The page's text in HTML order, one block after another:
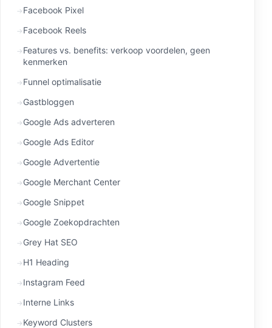
Facebook Pixel
Facebook Reels
Features vs. benefits: verkoop voordelen, geen
kenmerken
Funnel optimalisatie
Gastbloggen
Google Ads adverteren
Google Ads Editor
Google Advertentie
Google Merchant Center
Google Snippet
Google Zoekopdrachten
Grey Hat SEO
H1 Heading
Instagram Feed
Interne Links
Keyword Clusters